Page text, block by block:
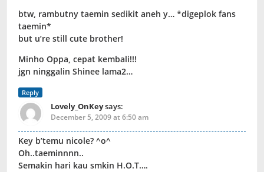
btw, rambutny taemin sedikit aneh y… *digeplok fans
taemin*
but u’re still cute brother!
Minho Oppa, cepat kembali!!!
jgn ninggalin Shinee lama2…
Reply
Lovely_OnKeysays:
December 5, 2009 at 6:50 am
Key b’temu nicole? ^o^
Oh..taeminnnn..
Semakin hari kau smkin H.O.T….